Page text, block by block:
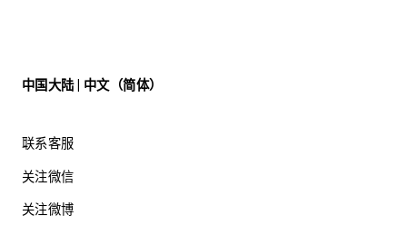
中国大陆 | 中文（简体）
联系客服
关注微信
关注微博